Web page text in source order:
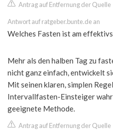
Antrag auf Entfernung der Quelle
Antwort auf ratgeber.bunte.de an
Welches Fasten ist am
Mehr als den halben Tag zu
nicht ganz einfach, entwickelt
Mit seinen klaren, simplen
Intervallfasten-Einsteiger
geeignete Methode.
Antrag auf Entfernung der Quelle